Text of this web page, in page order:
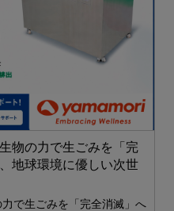
物の力で生ごみを「完
地球環境に優しい次世
で生ごみを「完全消滅」へ